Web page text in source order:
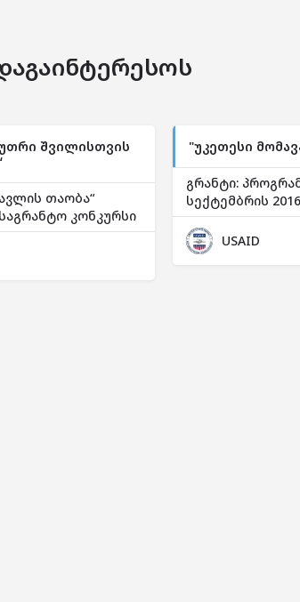
შვილისთვის
თაობა“
კონკურსი
"უკეთესი
გრანტი:
სექტემბრის
USAID